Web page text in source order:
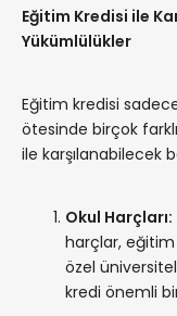
Eğitim Kredisi ile
Yükümlülükler
Eğitim kredisi
ötesinde birçok
ile karşılanabilecek
Okul Harçları:
harçlar, eğitim
özel
kredi önemli